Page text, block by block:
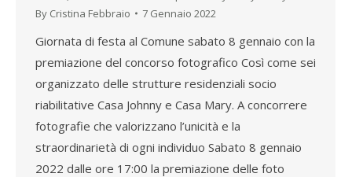
By Cristina Febbraio 7 Gennaio 2022
Giornata di festa al Comune sabato 8 gennaio con la
premiazione del concorso fotografico Così come sei
organizzato delle strutture residenziali socio
riabilitative Casa Johnny e Casa Mary. A concorrere
fotografie che valorizzano l’unicità e la
straordinarietà di ogni individuo Sabato 8 gennaio
2022 dalle ore 17:00 la premiazione delle foto